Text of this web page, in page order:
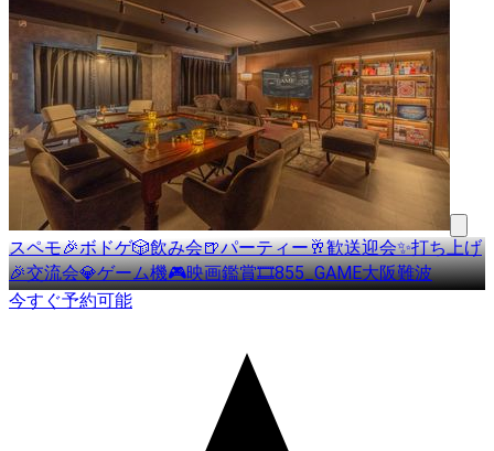
スペモ🎉ボドゲ🎲飲み会🍺パーティー🥂歓送迎会✨打ち上げ
🎉交流会💎ゲーム機🎮️映画鑑賞🎞️855_GAME大阪難波
今すぐ予約可能